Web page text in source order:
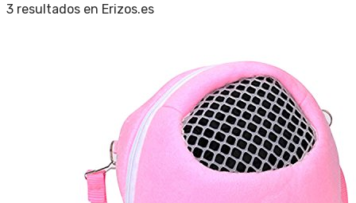
3 resultados en Erizos.es